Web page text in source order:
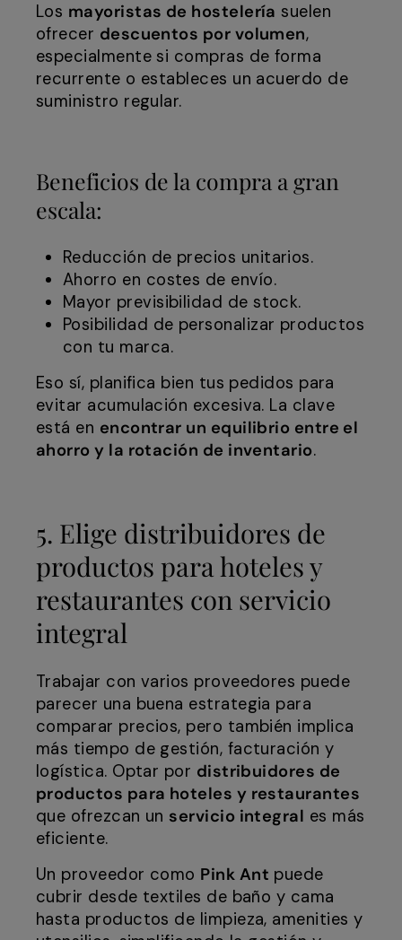
Los mayoristas de hostelería suelen
ofrecer descuentos por volumen,
especialmente si compras de forma
recurrente o estableces un acuerdo de
suministro regular.
Beneficios de la compra a gran
escala:
Reducción de precios unitarios.
Ahorro en costes de envío.
Mayor previsibilidad de stock.
Posibilidad de personalizar productos
con tu marca.
Eso sí, planifica bien tus pedidos para
evitar acumulación excesiva. La clave
está en encontrar un equilibrio entre el
ahorro y la rotación de inventario.
5. Elige distribuidores de
productos para hoteles y
restaurantes con servicio
integral
Trabajar con varios proveedores puede
parecer una buena estrategia para
comparar precios, pero también implica
más tiempo de gestión, facturación y
logística. Optar por distribuidores de
productos para hoteles y restaurantes
que ofrezcan un servicio integral es más
eficiente.
Un proveedor como Pink Ant puede
cubrir desde textiles de baño y cama
hasta productos de limpieza, amenities y